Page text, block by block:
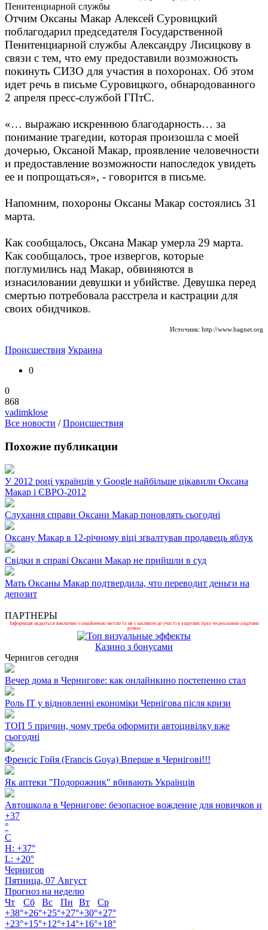
Отчим Оксаны Макар Алексей Суровицкий
поблагодарил председателя Государственной
Пенитенциарной службы Александру Лисицкову в
связи с тем, что ему предоставили возможность
покинуть СИЗО для участия в похоронах. Об этом
идет речь в письме Суровицкого, обнародованного
2 апреля пресс-службой ГПтС.
«… выражаю искреннюю благодарность… за
понимание трагедии, которая произошла с моей
дочерью, Оксаной Макар, проявление человечности
и предоставление возможности напоследок увидеть
ее и попрощаться», - говорится в письме.
Напомним, похороны Оксаны Макар состоялись 31
марта.
Как сообщалось, Оксана Макар умерла 29 марта.
Как сообщалось, трое извергов, которые
поглумились над Макар, обвиняются в
изнасиловании девушки и убийстве. Девушка перед
смертью потребовала расстрела и кастрации для
своих обидчиков.
Источник: http://www.bagnet.org
Происшествия Украина
0
0
868
vadimklose
Все новости /Происшествия
Похожие публикации
У 2012 році українців у Google найбільше цікавили Оксана
Макар і ЄВРО-2012
Слухання справи Оксани Макар поновлять сьогодні
Оксану Макар в 12-річному віці зґвалтував продавець яблук
Свідки в справі Оксани Макар не прийшли в суд
Мать Оксаны Макар подтвердила, что переводит деньги на
депозит
ПАРТНЕРЫ
Інформація надається виключно з ознайомчою метою та не є закликом до участі в азартних іграх чи рекламою азартних
розваг.
Казино з бонусами
Чернигов сегодня
Вечер дома в Чернигове: как онлайнкино постепенно стал
Роль ІТ у відновленні економіки Чернігова після кризи
ТОП 5 причин, чому треба оформити автоцивілку вже
сьогодні
Френсіс Гойя (Francis Goya) Вперше в Чернігові!!!
Як аптеки "Подорожник" вбивають Українців
Автошкола в Чернигове: безопасное вождение для новичков и
+37
°
C
H: +37°
L: +20°
Чернигов
Пятница, 07 Август
Прогноз на неделю
Чт
Сб Вс Пн Вт
Ср
+38°+26°+25°+27°+30°+27°
+23°+15°+12°+14°+16°+18°